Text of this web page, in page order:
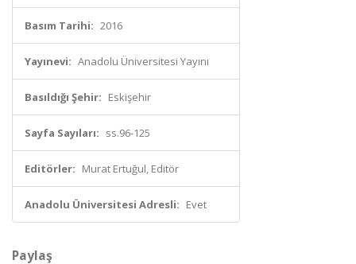
Basım Tarihi: 2016
Yayınevi: Anadolu Üniversitesi Yayını
Basıldığı Şehir: Eskişehir
Sayfa Sayıları: ss.96-125
Editörler: Murat Ertuğul, Editör
Anadolu Üniversitesi Adresli: Evet
Paylaş